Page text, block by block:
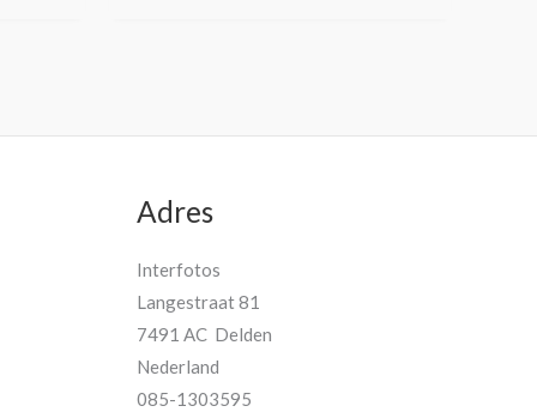
Adres
Interfotos
Langestraat 81
7491 AC Delden
Nederland
085-1303595